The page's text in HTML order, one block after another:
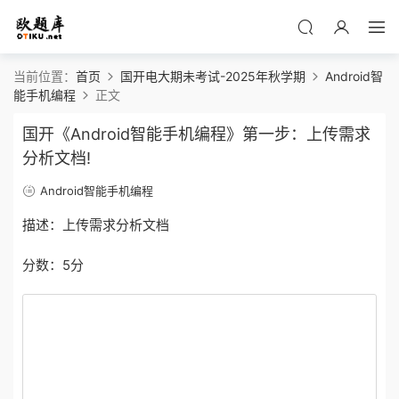
当前位置： 首页 国开电大期未考试-2025年秋学期
Android智
能手机编程
正文
国开《Android智能手机编程》第一步：上传需求
分析文档!
Android智能手机编程
描述：上传需求分析文档
分数：5分